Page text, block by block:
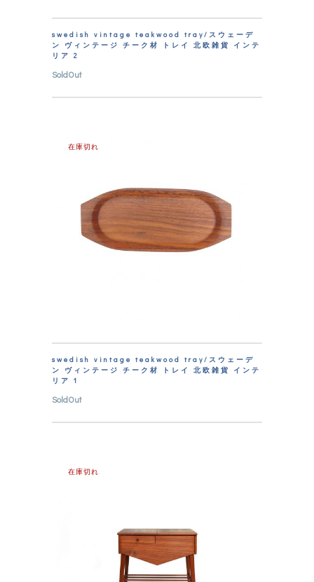
swedish vintage teakwood tray/スウェーデ
ン ヴィンテージ チーク材 トレイ 北欧雑貨 インテ
リア 2
SoldOut
在庫切れ
swedish vintage teakwood tray/スウェーデ
ン ヴィンテージ チーク材 トレイ 北欧雑貨 インテ
リア 1
SoldOut
在庫切れ